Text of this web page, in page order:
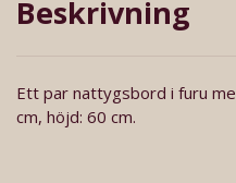
Beskrivning
Ett par nattygsbord i furu
cm, höjd: 60 cm.